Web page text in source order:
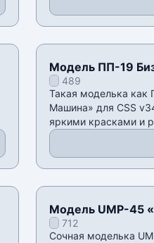
Модель ПП-19
для CSS v34
489
Такая моделька как
Машина» для CSS
яркими красками и
Модель UMP-45
712
Сочная моделька